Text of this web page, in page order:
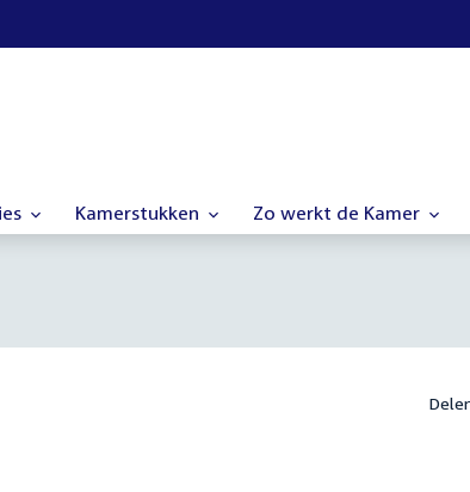
Kamerstukken Zo werkt de Kamer